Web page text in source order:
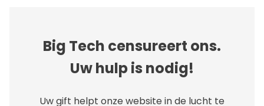
Big Tech censureert ons.
Uw hulp is nodig!
Uw gift helpt onze website in de lucht te